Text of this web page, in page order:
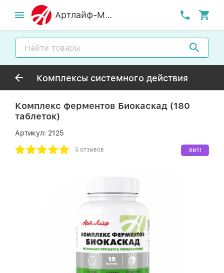
Артлайф-MСК
Комплексы системного действия
Комплекс ферментов Биокаскад (180
таблеток)
Артикул: 2125
5 отзывов Хит!